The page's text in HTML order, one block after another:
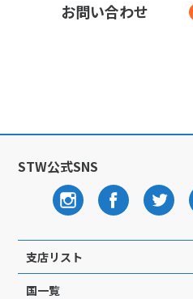
お問い合わせ
STW公式SNS
支店リスト
国一覧